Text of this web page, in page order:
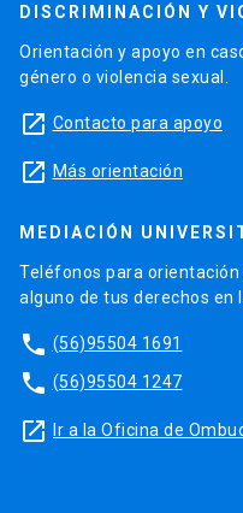
DISCRIMINACIÓN Y
Orientación y apoyo en
género o violencia sexual.
launch Contacto para apoyo
launch Más orientación
MEDIACIÓN
Teléfonos para orientación
alguno de tus derechos en
phone (56)95504 1691
phone (56)95504 1247
launch Ir a la Oficina de